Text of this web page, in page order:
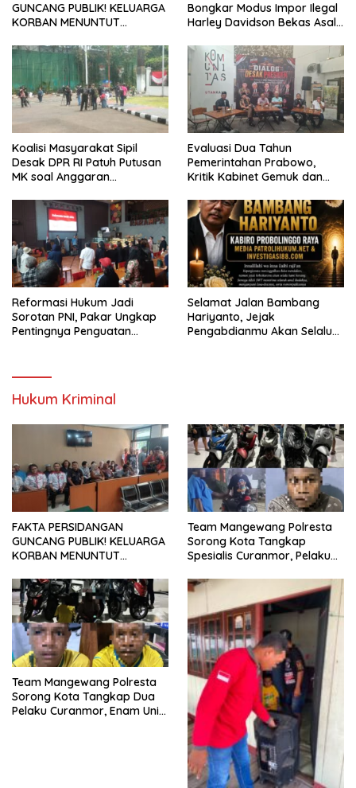
GUNCANG PUBLIK! KELUARGA
KORBAN MENUNTUT
TUNTUTAN DITUNDA
Bongkar Modus Impor Ilegal
Harley Davidson Bekas Asal
Koalisi Masyarakat Sipil
Desak DPR RI Patuh Putusan
MK soal Anggaran
Evaluasi Dua Tahun
Pemerintahan Prabowo,
Kritik Kabinet Gemuk dan
Mengemuka
Reformasi Hukum Jadi
Sorotan PNI, Pakar Ungkap
Pentingnya Penguatan
Selamat Jalan Bambang
Hariyanto, Jejak
Pengabdianmu Akan Selalu
Hukum Kriminal
FAKTA PERSIDANGAN
GUNCANG PUBLIK! KELUARGA
KORBAN MENUNTUT
TUNTUTAN DITUNDA
Team Mangewang Polresta
Sorong Kota Tangkap
Spesialis Curanmor, Pelaku
Team Mangewang Polresta
Sorong Kota Tangkap Dua
Pelaku Curanmor, Enam Unit